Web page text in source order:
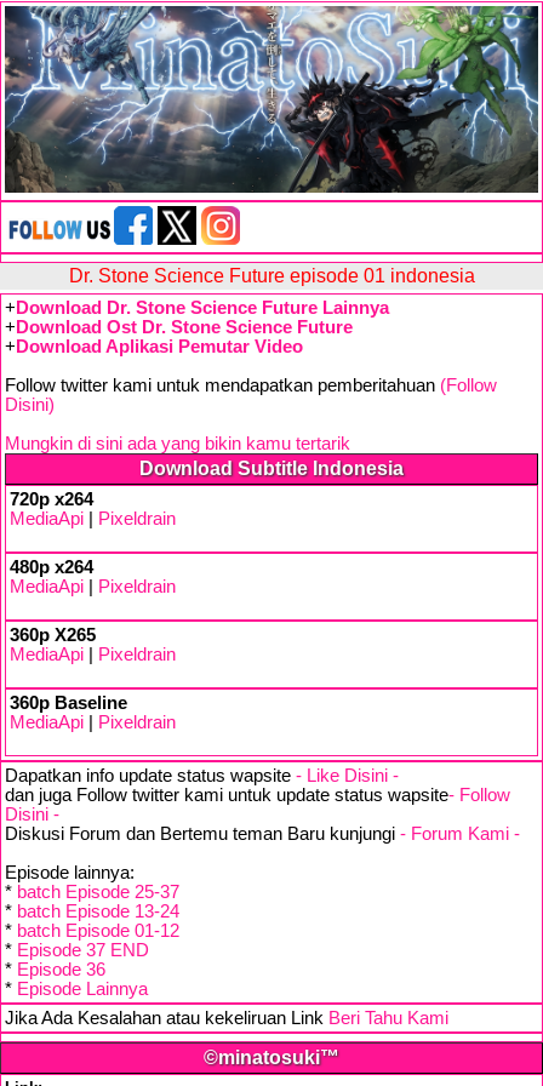
Dr. Stone Science Future episode 01 indonesia
+ Download Dr. Stone Science Future Lainnya
+ Download Ost Dr. Stone Science Future
+ Download Aplikasi Pemutar Video
Follow twitter kami untuk mendapatkan pemberitahuan (Follow
Disini)
Mungkin di sini ada yang bikin kamu tertarik
Download Subtitle Indonesia
720p x264
MediaApi
Pixeldrain
480p x264
MediaApi
Pixeldrain
360p X265
MediaApi
Pixeldrain
360p Baseline
MediaApi
Pixeldrain
Dapatkan info update status wapsite - Like Disini -
dan juga Follow twitter kami untuk update status wapsite- Follow
Disini -
Diskusi Forum dan Bertemu teman Baru kunjungi - Forum Kami -
Episode lainnya:
* batch Episode 25-37
* batch Episode 13-24
* batch Episode 01-12
* Episode 37 END
* Episode 36
* Episode Lainnya
Jika Ada Kesalahan atau kekeliruan Link Beri Tahu Kami
©minatosuki™